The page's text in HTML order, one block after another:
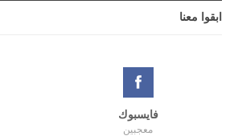
ابقوا معنا
فايسبوك
معجبين